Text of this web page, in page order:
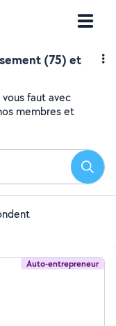
(75) et
faut avec
membres et
Auto-entrepreneur